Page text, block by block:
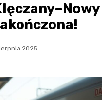
2025